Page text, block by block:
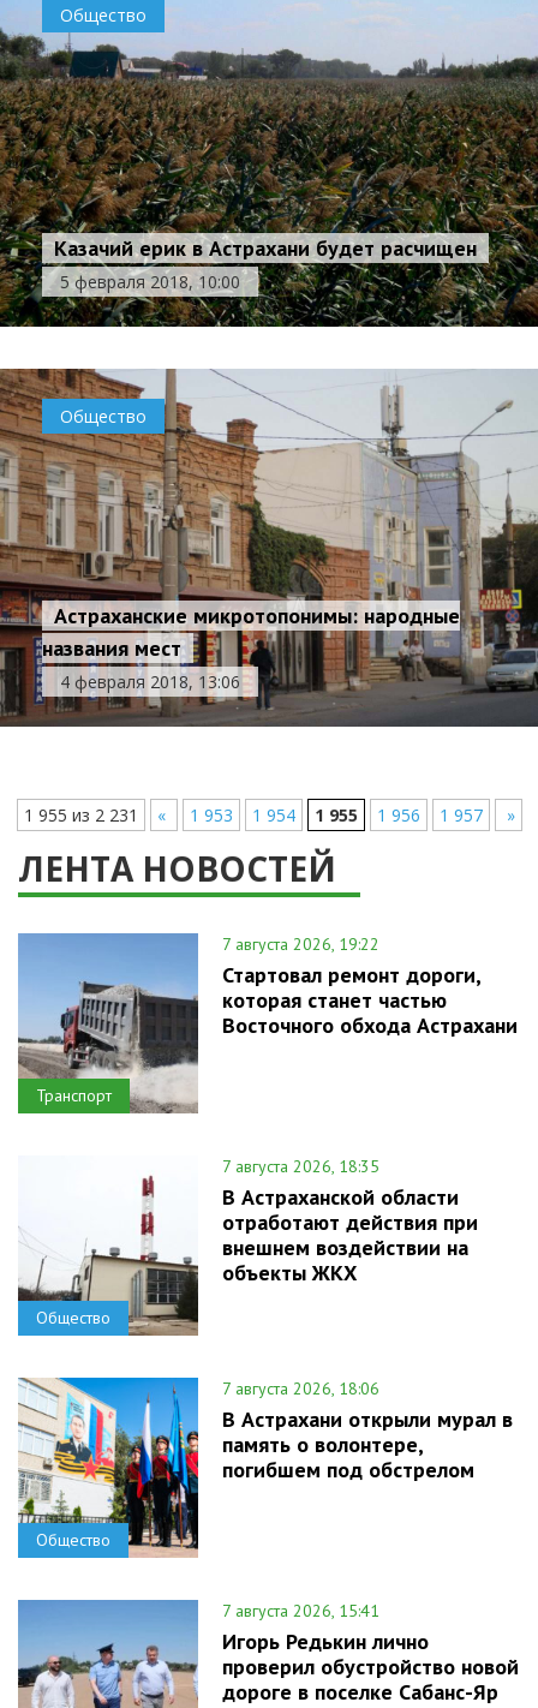
Общество
Казачий ерик в Астрахани будет расчищен
5 февраля 2018, 10:00
Общество
Астраханские микротопонимы: народные
названия мест
4 февраля 2018, 13:06
1 955 из 2 231 « 1 953 1 954 1 955 1 956 1 957 »
ЛЕНТА НОВОСТЕЙ
Транспорт
7 августа 2026, 19:22
Стартовал ремонт дороги,
которая станет частью
Восточного обхода Астрахани
Общество
7 августа 2026, 18:35
В Астраханской области
отработают действия при
внешнем воздействии на
объекты ЖКХ
Общество
7 августа 2026, 18:06
В Астрахани открыли мурал в
память о волонтере,
погибшем под обстрелом
7 августа 2026, 15:41
Игорь Редькин лично
проверил обустройство новой
дороге в поселке Сабанс-Яр